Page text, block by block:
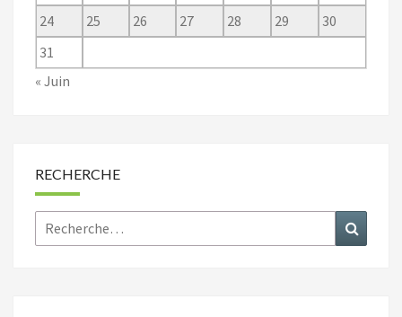
24
25 26 27 28 29
30
31
« Juin
RECHERCHE
Rechercher :